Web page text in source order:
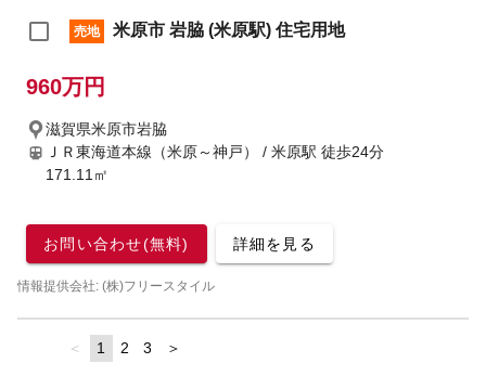
売地 米原市 岩脇 (米原駅) 住宅用地
960万円
滋賀県米原市岩脇
ＪＲ東海道本線（米原～神戸） / 米原駅 徒歩24分
171.11㎡
お問い合わせ(無料) 詳細を見る
情報提供会社: (株)フリースタイル
page
You're
1 page
2 page
3 page